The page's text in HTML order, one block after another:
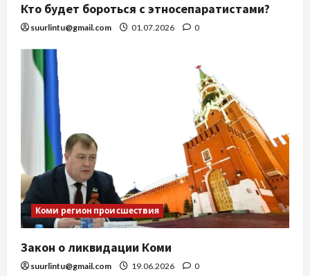
Кто будет бороться с этносепаратистами?
suurlintu@gmail.com 01.07.2026 0
Коми регион происшествия
Закон о ликвидации Коми
suurlintu@gmail.com 19.06.2026 0